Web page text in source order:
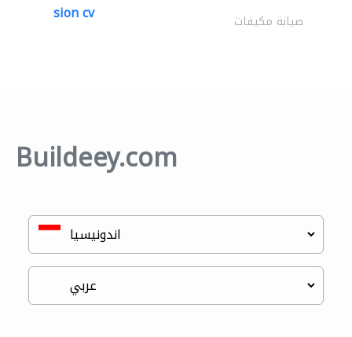
sion cv صيانة مكيفات
Buildeey.com